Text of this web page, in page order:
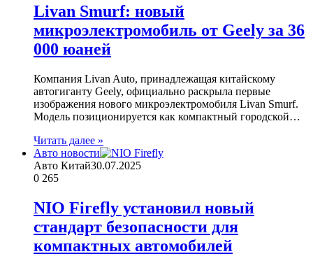
Livan Smurf: новый
микроэлектромобиль от Geely за 36
000 юаней
Компания Livan Auto, принадлежащая китайскому
автогиганту Geely, официально раскрыла первые
изображения нового микроэлектромобиля Livan Smurf.
Модель позиционируется как компактный городской…
Читать далее »
Авто новости
Авто Китай30.07.2025
0 265
NIO Firefly установил новый
стандарт безопасности для
компактных автомобилей